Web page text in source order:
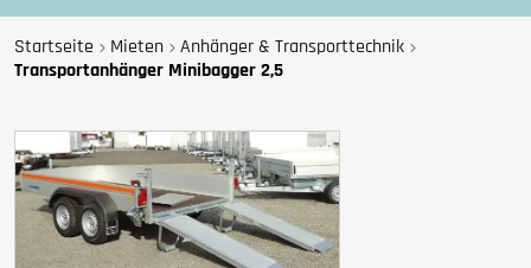
Startseite Mieten
Anhänger & Transporttechnik
Transportanhänger Minibagger 2,5